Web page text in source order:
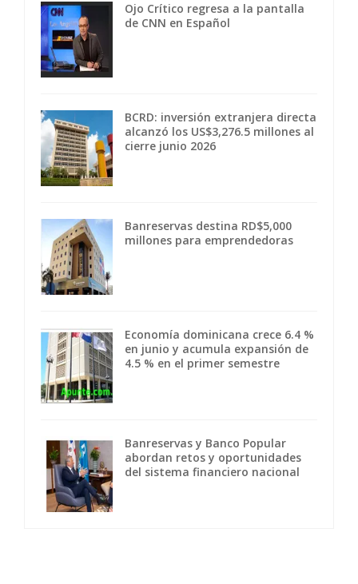
Ojo Crítico regresa a la pantalla
de CNN en Español
BCRD: inversión extranjera directa
alcanzó los US$3,276.5 millones al
cierre junio 2026
Banreservas destina RD$5,000
millones para emprendedoras
Economía dominicana crece 6.4 %
en junio y acumula expansión de
4.5 % en el primer semestre
Banreservas y Banco Popular
abordan retos y oportunidades
del sistema financiero nacional